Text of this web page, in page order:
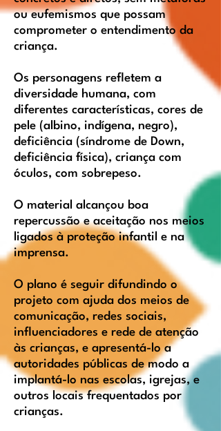
ou eufemismos que possam
comprometer o entendimento da
criança.
Os personagens refletem a
diversidade humana, com
diferentes características, cores de
pele (albino, indígena, negro),
deficiência (síndrome de Down,
deficiência física), criança com
óculos, com sobrepeso.
O material alcançou boa
repercussão e aceitação nos meios
ligados à proteção infantil e na
imprensa.
O plano é seguir difundindo o
projeto com ajuda dos meios de
comunicação, redes sociais,
influenciadores e rede de atenção
às crianças, e apresentá-lo a
autoridades públicas de modo a
implantá-lo nas escolas, igrejas, e
outros locais frequentados por
crianças.